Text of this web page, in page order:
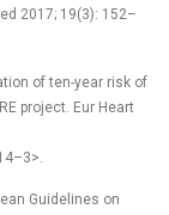
2017; 19(3): 152–
of ten-year risk of
project. Eur Heart
Guidelines on